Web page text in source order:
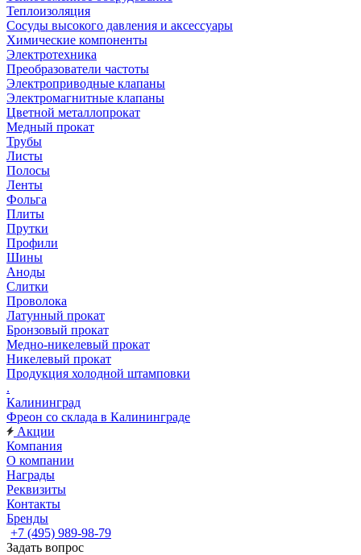
Теплоизоляция
Сосуды высокого давления и аксессуары
Химические компоненты
Электротехника
Преобразователи частоты
Электроприводные клапаны
Электромагнитные клапаны
Цветной металлопрокат
Медный прокат
Трубы
Листы
Полосы
Ленты
Фольга
Плиты
Прутки
Профили
Шины
Аноды
Слитки
Проволока
Латунный прокат
Бронзовый прокат
Медно-никелевый прокат
Никелевый прокат
Продукция холодной штамповки
.
Калининград
Фреон со склада в Калининграде
Акции
Компания
О компании
Награды
Реквизиты
Контакты
Бренды
+7 (495) 989-98-79
Задать вопрос